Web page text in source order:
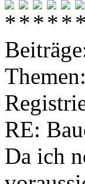
RE:
Da ich